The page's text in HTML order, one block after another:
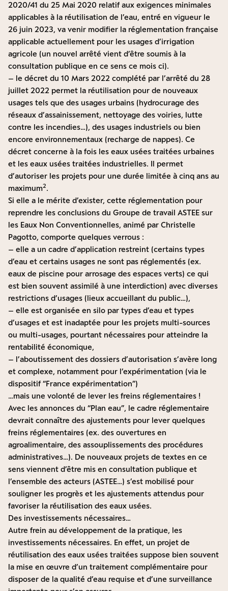
2020/41 du 25 Mai 2020 relatif aux exigences minimales
applicables à la réutilisation de l’eau, entré en vigueur le
26 juin 2023, va venir modifier la réglementation française
applicable actuellement pour les usages d’irrigation
agricole (un nouvel arrêté vient d’être soumis à la
consultation publique en ce sens ce mois ci).
– le décret du 10 Mars 2022 complété par l’arrêté du 28
juillet 2022 permet la réutilisation pour de nouveaux
usages tels que des usages urbains (hydrocurage des
réseaux d’assainissement, nettoyage des voiries, lutte
contre les incendies…), des usages industriels ou bien
encore environnementaux (recharge de nappes). Ce
décret concerne à la fois les eaux usées traitées urbaines
et les eaux usées traitées industrielles. Il permet
d’autoriser les projets pour une durée limitée à cinq ans au
maximum2.
Si elle a le mérite d’exister, cette réglementation pour
reprendre les conclusions du Groupe de travail ASTEE sur
les Eaux Non Conventionnelles, animé par Christelle
Pagotto, comporte quelques verrous :
– elle a un cadre d’application restreint (certains types
d’eau et certains usages ne sont pas réglementés (ex.
eaux de piscine pour arrosage des espaces verts) ce qui
est bien souvent assimilé à une interdiction) avec diverses
restrictions d’usages (lieux accueillant du public…),
– elle est organisée en silo par types d’eau et types
d’usages et est inadaptée pour les projets multi-sources
ou multi-usages, pourtant nécessaires pour atteindre la
rentabilité économique,
– l’aboutissement des dossiers d’autorisation s’avère long
et complexe, notamment pour l’expérimentation (via le
dispositif “France expérimentation”)
…mais une volonté de lever les freins réglementaires !
Avec les annonces du “Plan eau”, le cadre réglementaire
devrait connaître des ajustements pour lever quelques
freins réglementaires (ex. des ouvertures en
agroalimentaire, des assouplissements des procédures
administratives…). De nouveaux projets de textes en ce
sens viennent d’être mis en consultation publique et
l’ensemble des acteurs (ASTEE…) s’est mobilisé pour
souligner les progrès et les ajustements attendus pour
favoriser la réutilisation des eaux usées.
Des investissements nécessaires…
Autre frein au développement de la pratique, les
investissements nécessaires. En effet, un projet de
réutilisation des eaux usées traitées suppose bien souvent
la mise en œuvre d’un traitement complémentaire pour
disposer de la qualité d’eau requise et d’une surveillance